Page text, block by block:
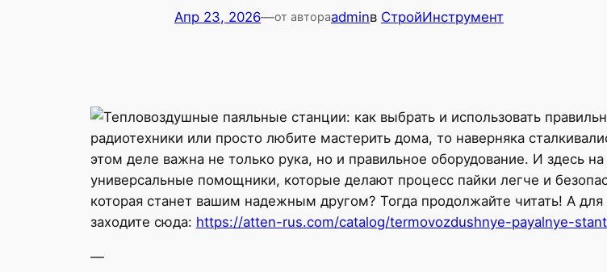
Апр 23, 2026—от автораadminв СтройИнструмент
радиотехники или просто любите мастерить дома, то наверняка
этом деле важна не только рука, но и правильное оборудование. И здесь
универсальные помощники, которые делают процесс пайки легче и
которая станет вашим надежным другом? Тогда продолжайте читать! А
заходите сюда: https://atten-rus.com/catalog/termovozdushnye-payalnye-
—